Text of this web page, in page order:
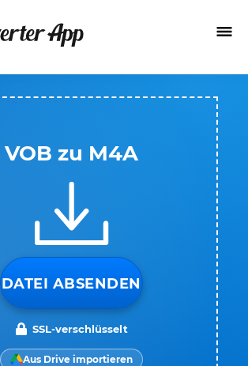
VOB zu M4A
DATEI ABSENDEN
SSL-verschlüsselt
Aus Drive importieren